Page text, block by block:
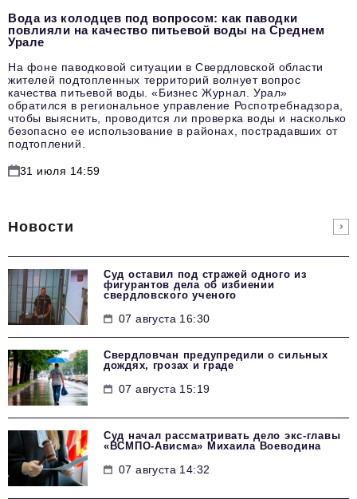
Вода из колодцев под вопросом: как паводки
повлияли на качество питьевой воды на Среднем
Урале
На фоне паводковой ситуации в Свердловской области
жителей подтопленных территорий волнует вопрос
качества питьевой воды. «Бизнес Журнал. Урал»
обратился в региональное управление Роспотребнадзора,
чтобы выяснить, проводится ли проверка воды и насколько
безопасно ее использование в районах, пострадавших от
подтоплений.
31 июля 14:59
Новости
Суд оставил под стражей одного из
фигурантов дела об избиении
свердловского ученого
07 августа 16:30
Свердловчан предупредили о сильных
дождях, грозах и граде
07 августа 15:19
Суд начал рассматривать дело экс-главы
«ВСМПО-Ависма» Михаила Воеводина
07 августа 14:32